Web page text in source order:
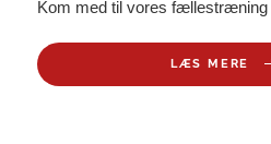
Kom med til vores fællestræning
LÆS MERE